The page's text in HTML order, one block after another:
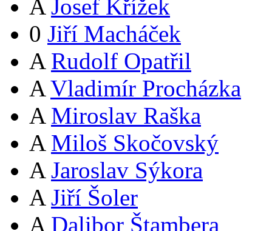
A Josef Křížek
0 Jiří Macháček
A Rudolf Opatřil
A Vladimír Procházka
A Miroslav Raška
A Miloš Skočovský
A Jaroslav Sýkora
A Jiří Šoler
A Dalibor Štambera